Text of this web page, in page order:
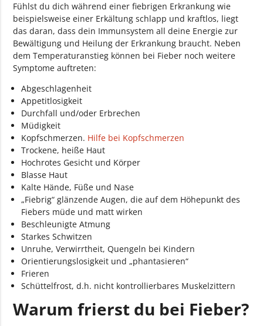
Fühlst du dich während einer fiebrigen Erkrankung wie
beispielsweise einer Erkältung schlapp und kraftlos, liegt
das daran, dass dein Immunsystem all deine Energie zur
Bewältigung und Heilung der Erkrankung braucht. Neben
dem Temperaturanstieg können bei Fieber noch weitere
Symptome auftreten:
Abgeschlagenheit
Appetitlosigkeit
Durchfall und/oder Erbrechen
Müdigkeit
Kopfschmerzen. Hilfe bei Kopfschmerzen
Trockene, heiße Haut
Hochrotes Gesicht und Körper
Blasse Haut
Kalte Hände, Füße und Nase
„Fiebrig“ glänzende Augen, die auf dem Höhepunkt des
Fiebers müde und matt wirken
Beschleunigte Atmung
Starkes Schwitzen
Unruhe, Verwirrtheit, Quengeln bei Kindern
Orientierungslosigkeit und „phantasieren“
Frieren
Schüttelfrost, d.h. nicht kontrollierbares Muskelzittern
Warum frierst du bei Fieber?